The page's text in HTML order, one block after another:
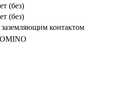
(без)
(без)
контактом